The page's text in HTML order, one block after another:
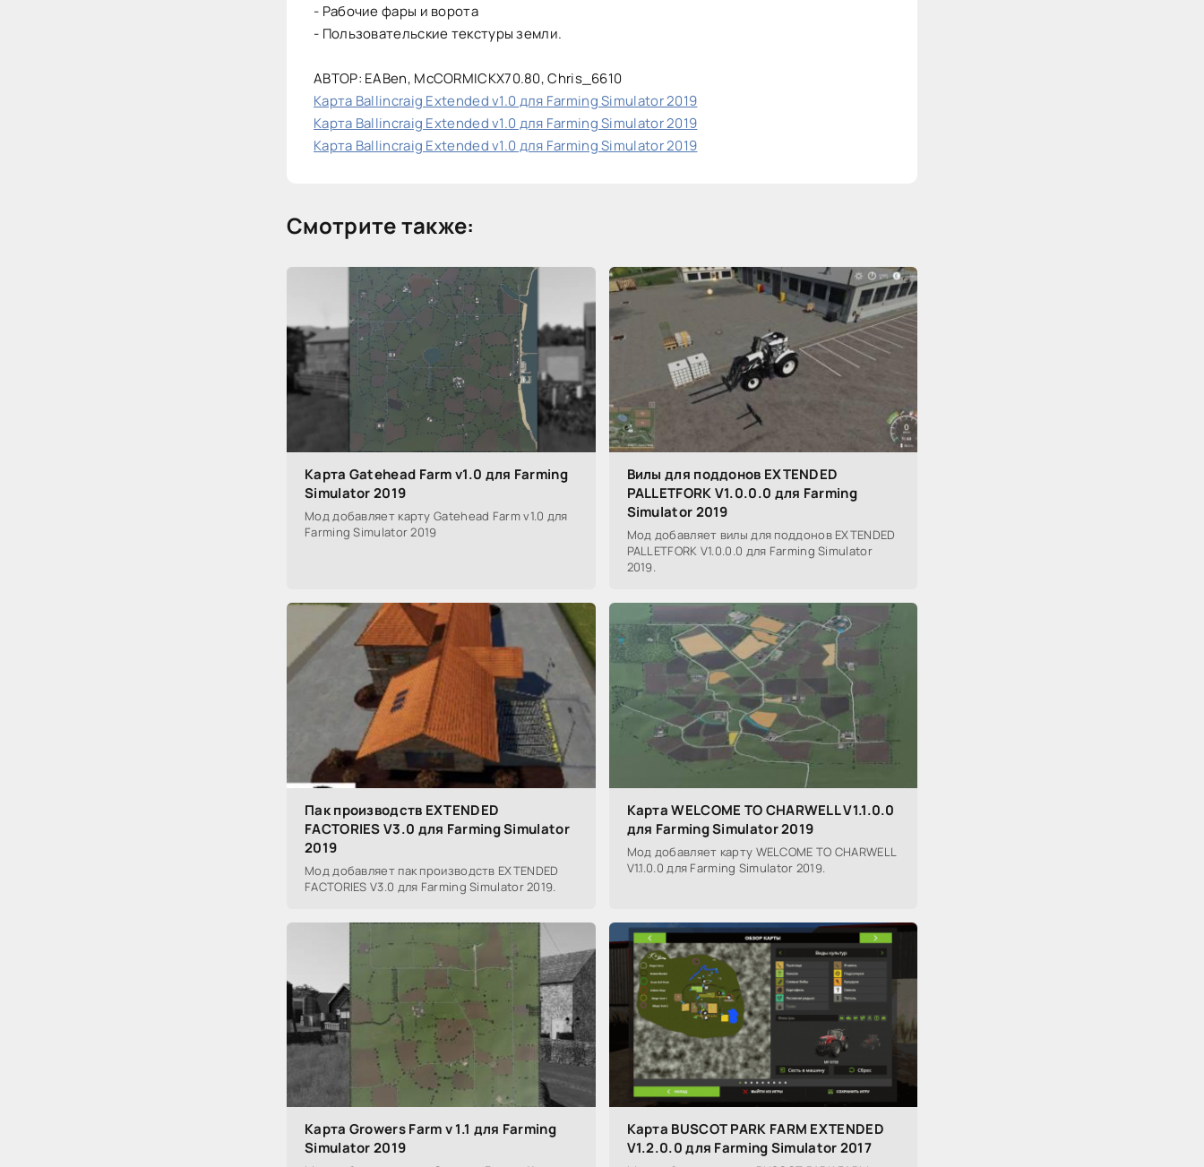
- Рабочие фары и ворота
- Пользовательские текстуры земли.
АВТОР: EABen, McCORMICKX70.80, Chris_6610
Карта Ballincraig Extended v1.0 для Farming Simulator 2019
Карта Ballincraig Extended v1.0 для Farming Simulator 2019
Карта Ballincraig Extended v1.0 для Farming Simulator 2019
Смотрите также:
Карта Gatehead Farm v1.0 для Farming
Simulator 2019
Мод добавляет карту Gatehead Farm v1.0 для
Farming Simulator 2019
Вилы для поддонов EXTENDED
PALLETFORK V1.0.0.0 для Farming
Simulator 2019
Мод добавляет вилы для поддонов EXTENDED
PALLETFORK V1.0.0.0 для Farming Simulator
2019.
Пак производств EXTENDED
FACTORIES V3.0 для Farming Simulator
2019
Мод добавляет пак производств EXTENDED
FACTORIES V3.0 для Farming Simulator 2019.
Карта WELCOME TO CHARWELL V1.1.0.0
для Farming Simulator 2019
Мод добавляет карту WELCOME TO CHARWELL
V1.1.0.0 для Farming Simulator 2019.
Карта Growers Farm v 1.1 для Farming
Simulator 2019
Карта BUSCOT PARK FARM EXTENDED
V1.2.0.0 для Farming Simulator 2017